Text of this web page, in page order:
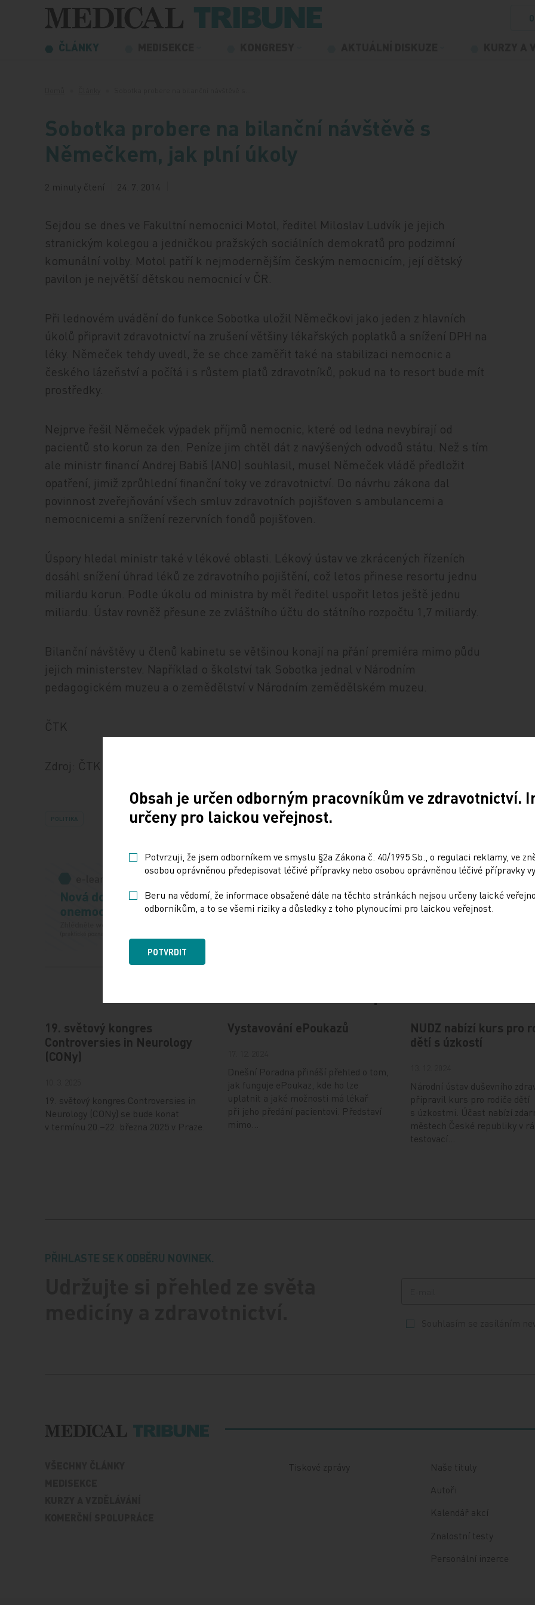
Přeskočit na obsah
ČLÁNKY
Sobotka probere na bilanční návštěvě s
Němečkem, jak plní úkoly
2 minuty čtení 24. 7. 2014
Sejdou se dnes ve Fakultní nemocnici Motol, ředitel Miloslav Ludvík je jejich
stranickým kolegou a jedničkou pražských sociálních demokratů pro podzimní
komunální volby. Motol patří k nejmodernějším českým nemocnicím, její dětský
pavilon je největší dětskou nemocnicí v ČR.
Při lednovém uvádění do funkce Sobotka uložil Němečkovi jako jeden z hlavních
úkolů připravit zdravotnictví na zrušení většiny lékařských poplatků a snížení DPH na
léky. Němeček tehdy uvedl, že se chce zaměřit také na stabilizaci nemocnic a
českého lázeňství a počítá i s růstem platů zdravotníků, pokud na to resort bude mít
prostředky.
Nejprve řešil Němeček výpadek příjmů nemocnic, které od ledna nevybírají od
pacientů sto korun za den. Peníze jim chtěl dát z navýšených odvodů státu. Než s tím
ale ministr financí Andrej Babiš (ANO) souhlasil, musel Němeček vládě předložit
opatření, jimiž zprůhlední finanční toky ve zdravotnictví. Do návrhu zákona dal
povinnost zveřejňování všech smluv zdravotních pojišťoven s ambulancemi a
nemocnicemi a snížení rezervních fondů pojišťoven.
Úspory hledal ministr také v lékové oblasti. Lékový ústav ve zkrácených řízeních
dosáhl snížení úhrad léků ze zdravotního pojištění, což letos přinese resortu jednu
miliardu korun. Podle úkolu od ministra by měl ředitel uspořit letos ještě jednu
miliardu. Ústav rovněž přesune ze zvláštního účtu do státního rozpočtu 1,7 miliardy.
Bilanční návštěvy u členů kabinetu se většinou konají na přání premiéra mimo půdu
jejich ministerstev. Například o školství tak Sobotka jednal v Národním
pedagogickém muzeu a o zemědělství v Národním zemědělském muzeu.
ČTK
Zdroj: ČTK
POLITIKA Sdílejte článek
19. světový kongres
Controversies in Neurology
(CONy)
19. světový kongres Controversies in
Neurology (CONy) se bude konat
v termínu 20.–22. března 2025 v Praze.
Vystavování ePoukazů
Dnešní Poradna přináší přehled o tom,
jak funguje ePoukaz, kde ho lze
uplatnit a jaké možnosti má lékař
při jeho předání pacientovi. Představí
mimo…
NUDZ nabízí kurs pro
dětí s úzkostí
Národní ústav duševního
připravil kurs pro rodiče dětí
s úzkostmi. Účast nabízí
městech České republiky v
testovací…
PŘIHLASTE SE K ODBĚRU NOVINEK.
Tiskové zprávy
Naše tituly
Autoři
Kalendář akcí
Znalostní testy
Personální inzerce
Obsah je určen odborným pracovníkům ve zdravotnictví.
určeny pro laickou veřejnost.
Potvrzuji, že jsem odborníkem ve smyslu §2a Zákona č. 40/1995 Sb., o regulaci reklamy, ve
osobou oprávněnou předepisovat léčivé přípravky nebo osobou oprávněnou léčivé přípravky
Beru na vědomí, že informace obsažené dále na těchto stránkách nejsou určeny laické
odborníkům, a to se všemi riziky a důsledky z toho plynoucími pro laickou veřejnost.
POTVRDIT